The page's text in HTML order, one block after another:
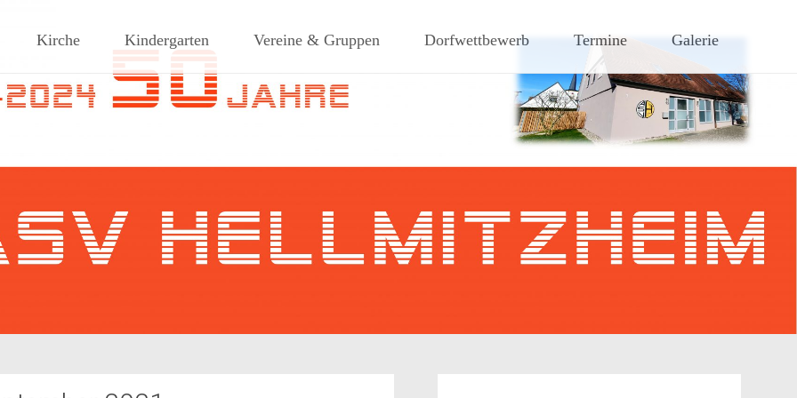
Dorf am Rande des südlichen Steigerwaldes
Kirche Kindergarten Vereine & Gruppen Dorfwettbewerb Termine Galerie